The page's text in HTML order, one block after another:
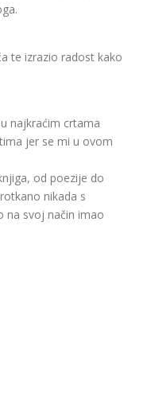
te izrazio radost kako
najkraćim crtama
jer se mi u ovom
od poezije do
nikada s
na svoj način imao